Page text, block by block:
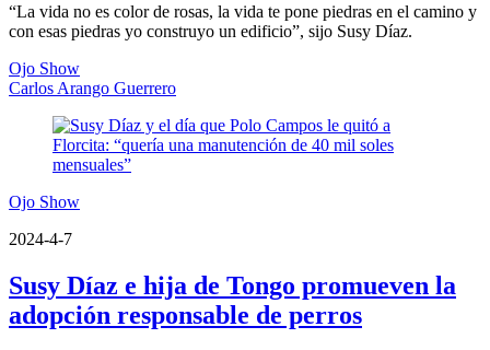
“La vida no es color de rosas, la vida te pone piedras en el camino y
con esas piedras yo construyo un edificio”, sijo Susy Díaz.
Ojo Show
Carlos Arango Guerrero
Ojo Show
2024-4-7
Susy Díaz e hija de Tongo promueven la
adopción responsable de perros